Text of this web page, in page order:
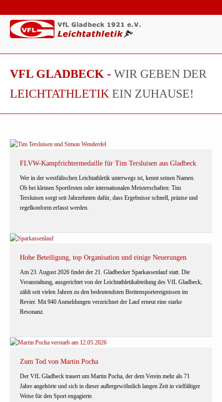
VFL GLADBECK - WIR GEBEN DER
LEICHTATHLETIK EIN ZUHAUSE!
FLVW-Kampfrichtermedaille für Tim Tersluisen aus Gladbeck
Wer in der westfälischen Leichtathletik unterwegs ist, kennt seinen Namen.
Ob bei kleinen Sportfesten oder internationalen Meisterschaften: Tim
Tersluisen sorgt seit Jahrzehnten dafür, dass Ergebnisse schnell, präzise und
regelkonform erfasst werden.
Hohe Beteiligung, top Organisation und einige Neuerungen
Am 23. August 2026 findet der 21. Gladbecker Sparkassenlauf statt. Die
Veranstaltung, ausgerichtet von der Leichtathletikabteilung des VfL Gladbeck,
zählt seit vielen Jahren zu den bedeutendsten Breitensportereignissen im
Revier. Mit 940 Anmeldungen verzeichnet der Lauf erneut eine starke
Resonanz.
Zum Tod von Martin Pocha
Der VfL Gladbeck trauert um Martin Pocha, der dem Verein mehr als 71
Jahre angehörte und sich in dieser außergewöhnlich langen Zeit in vielfältiger
Weise für den Sport engagierte.